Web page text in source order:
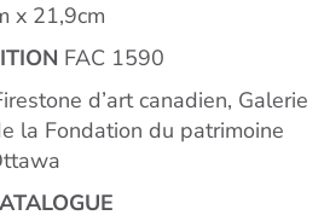
x 21,9cm
FAC 1590
d’art canadien, Galerie
la Fondation du patrimoine